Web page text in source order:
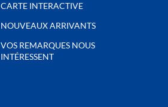
CARTE INTERACTIVE
NOUVEAUX ARRIVANTS
VOS REMARQUES NOUS
INTÉRESSENT